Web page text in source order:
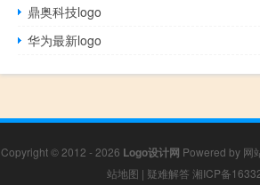
鼎奥科技logo
华为最新logo
Copyright © 2012 - 2026 Logo设计网 Powered by 网
站地图 | 疑难解答 湘ICP备